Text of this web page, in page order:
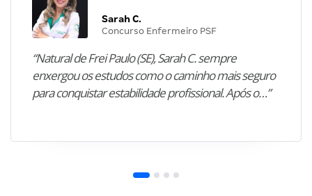
Sarah C.
Concurso Enfermeiro PSF
“Natural de Frei Paulo (SE), Sarah C. sempre
enxergou os estudos como o caminho mais seguro
para conquistar estabilidade profissional. Após o…”